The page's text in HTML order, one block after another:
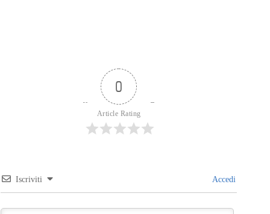
0
Article Rating
Iscriviti Accedi